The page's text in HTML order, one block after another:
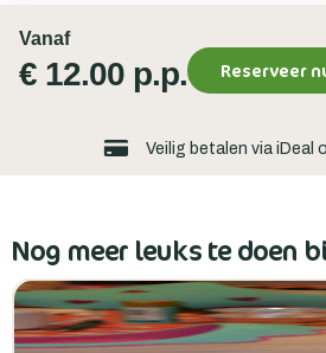
Vanaf
€ 12.00 p.p. Reserveer
Veilig betalen via
Nog meer leuks te doen